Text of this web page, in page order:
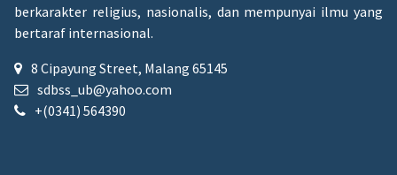
berkarakter religius, nasionalis, dan mempunyai ilmu yang
bertaraf internasional.
8 Cipayung Street, Malang 65145
sdbss_ub@yahoo.com
+(0341) 564390